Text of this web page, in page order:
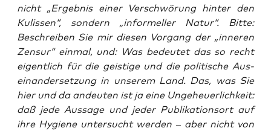
nicht „Ergeb­nis einer Ver­schwö­rung hin­ter den
Kulis­sen“, son­dern „infor­mel­ler Natur“. Bit­te:
Beschrei­ben Sie mir die­sen Vor­gang der „inne­ren
Zen­sur“ ein­mal, und: Was bedeu­tet das so recht
eigent­lich für die geis­ti­ge und die poli­ti­sche Aus­
ein­an­der­set­zung in unse­rem Land. Das, was Sie
hier und da andeu­ten ist ja eine Unge­heu­er­lich­keit:
daß jede Aus­sa­ge und jeder Publi­ka­ti­ons­ort auf
ihre Hygie­ne unter­sucht wer­den – aber nicht von